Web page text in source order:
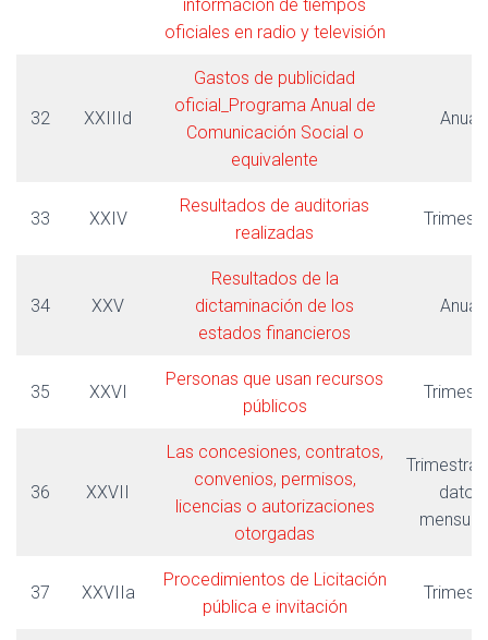
información de tiempos
oficiales en radio y televisión
32 XXIIId
Gastos de publicidad
oficial_Programa Anual de
Comunicación Social o
equivalente
Anual
33 XXIV
Resultados de auditorias
realizadas
34 XXV
Resultados de la
dictaminación de los
estados financieros
Anual
35 XXVI
Personas que usan recursos
públicos
36 XXVII
Las concesiones, contratos,
convenios, permisos,
licencias o autorizaciones
otorgadas
Trimestral
datos
37 XXVIIa
Procedimientos de Licitación
pública e invitación